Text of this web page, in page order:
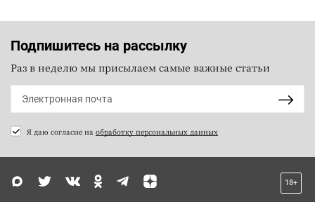
Подпишитесь на рассылку
Раз в неделю мы присылаем самые важные статьи
Я даю согласие на обработку персональных данных
18+